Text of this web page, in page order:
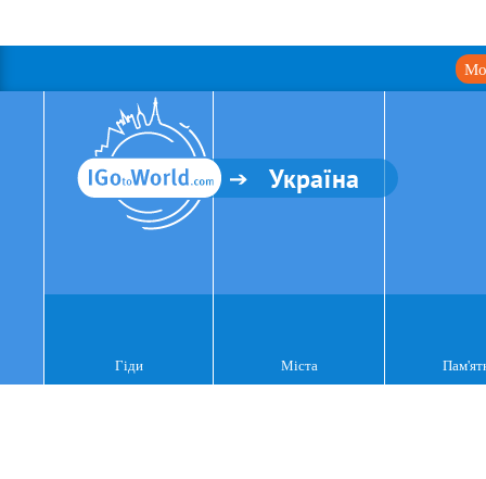
Україна
Гіди Міста